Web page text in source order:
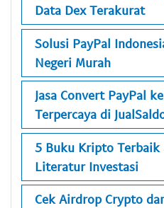
Data Dex Terakurat
Solusi PayPal
Negeri Murah
Jasa Convert PayPal
Terpercaya di
5 Buku Kripto Terbaik
Literatur Investasi
Cek Airdrop Crypto